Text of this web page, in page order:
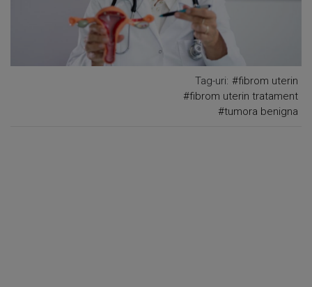
Tag-uri: #fibrom uterin
#fibrom uterin tratament
#tumora benigna